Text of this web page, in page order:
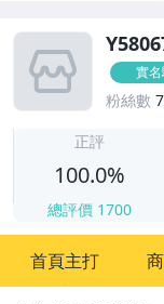
實
粉絲數
正評
100.0%
總評價 1700
首頁主打